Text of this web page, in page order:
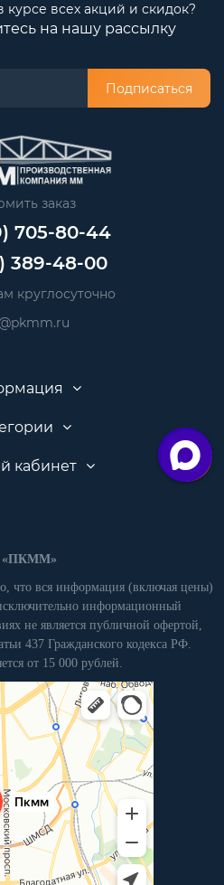
курсе всех акций и скидок?
на нашу рассылку
Подписаться
заказ
705-80-44
389-48-00
круглосуточно
кабинет
«ПКММ»
что вся информация (включая цены)
информационный
не является публичной офертой,
437 Гражданского кодекса РФ.
от 15 000 рублей.